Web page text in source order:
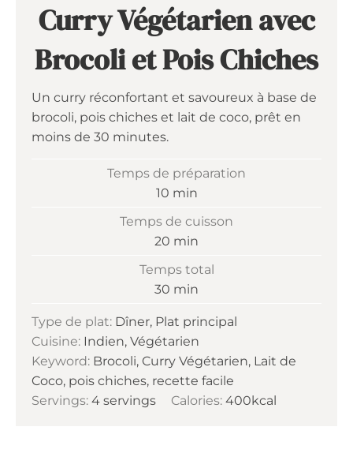
Curry Végétarien avec
Brocoli et Pois Chiches
Un curry réconfortant et savoureux à base de
brocoli, pois chiches et lait de coco, prêt en
moins de 30 minutes.
Temps de préparation
10minutes
min
Temps de cuisson
20 minutes
min
Temps total
30 minutes
min
Type de plat: Dîner, Plat principal
Cuisine: Indien, Végétarien
Keyword: Brocoli, Curry Végétarien, Lait de
Coco, pois chiches, recette facile
Servings: 4 servings Calories:400kcal